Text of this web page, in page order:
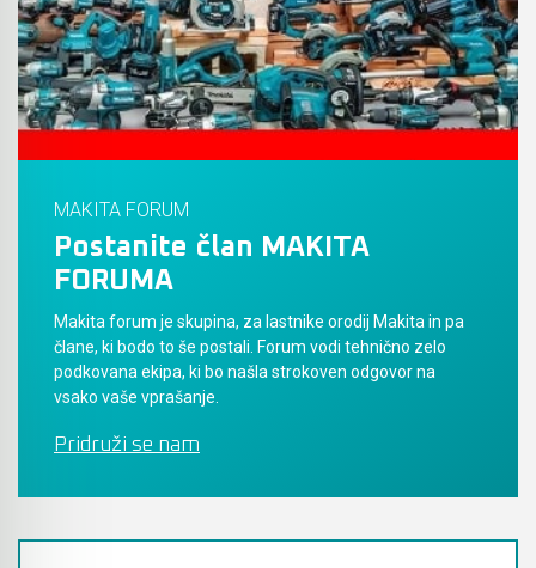
MAKITA FORUM
Postanite član MAKITA
FORUMA
Makita forum je skupina, za lastnike orodij Makita in pa
člane, ki bodo to še postali. Forum vodi tehnično zelo
podkovana ekipa, ki bo našla strokoven odgovor na
vsako vaše vprašanje.
Pridruži se nam
Akumulatorski vezalci in rezalniki armature &
navojnih palic
Akumulatorska mikrovalovna pečica